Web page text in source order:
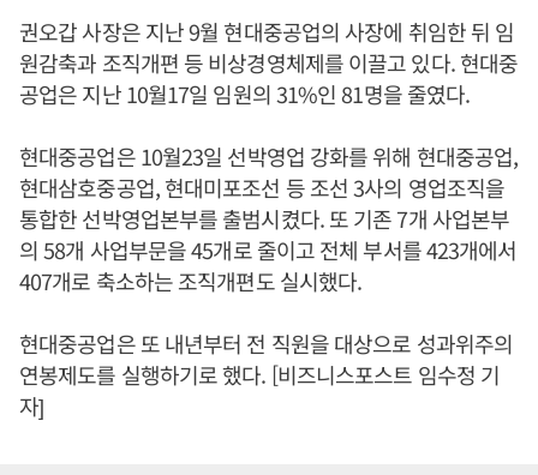
권오갑 사장은 지난 9월 현대중공업의 사장에 취임한 뒤 임
원감축과 조직개편 등 비상경영체제를 이끌고 있다. 현대중
공업은 지난 10월17일 임원의 31%인 81명을 줄였다.
현대중공업은 10월23일 선박영업 강화를 위해 현대중공업,
현대삼호중공업, 현대미포조선 등 조선 3사의 영업조직을
통합한 선박영업본부를 출범시켰다. 또 기존 7개 사업본부
의 58개 사업부문을 45개로 줄이고 전체 부서를 423개에서
407개로 축소하는 조직개편도 실시했다.
현대중공업은 또 내년부터 전 직원을 대상으로 성과위주의
연봉제도를 실행하기로 했다. [비즈니스포스트 임수정 기
자]